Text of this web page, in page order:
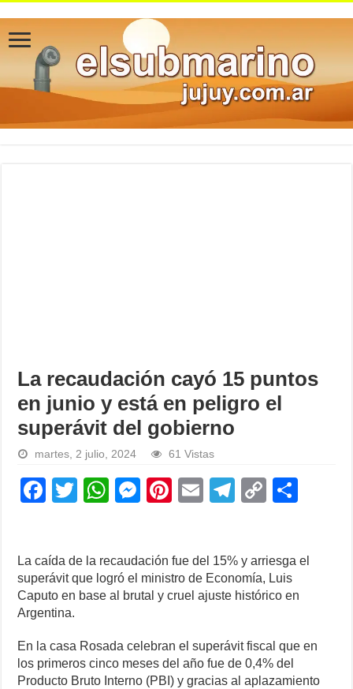
La recaudación cayó 15 puntos
en junio y está en peligro el
superávit del gobierno
martes, 2 julio, 2024 61 Vistas
F
e
b
o
o
k
T
er
W
s
A
p
M
e
n
er
Pi
e
st
E
T
gr
a
C
y
Li
k
e
La caída de la recaudación fue del 15% y arriesga el
superávit que logró el ministro de Economía, Luis
Caputo en base al brutal y cruel ajuste histórico en
Argentina.
En la casa Rosada celebran el superávit fiscal que en
los primeros cinco meses del año fue de 0,4% del
Producto Bruto Interno (PBI) y gracias al aplazamiento